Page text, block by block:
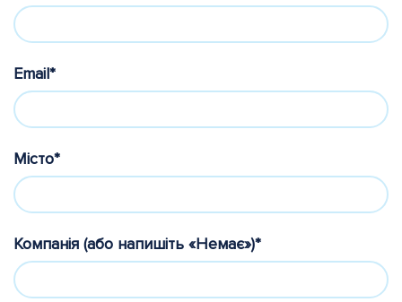
Email*
Місто*
Компанія (або напишіть «Немає»)*